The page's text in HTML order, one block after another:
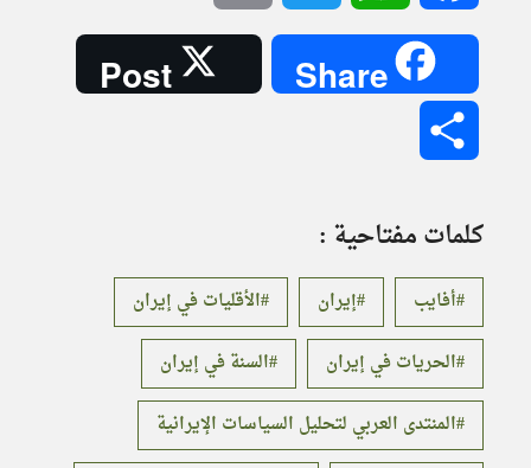
Share
Post
كلمات مفتاحية :
أفايب إيران
الأقليات في إيران
الحريات في إيران
السنة في إيران
المنتدى العربي لتحليل السياسات الإيرانية